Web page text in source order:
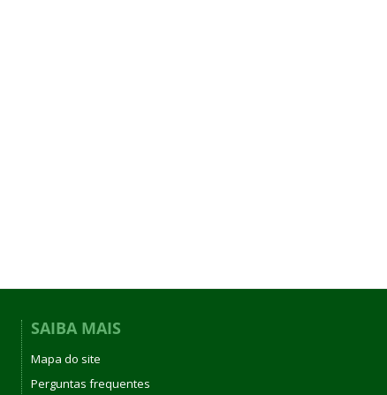
SAIBA MAIS
Mapa do site
Perguntas frequentes